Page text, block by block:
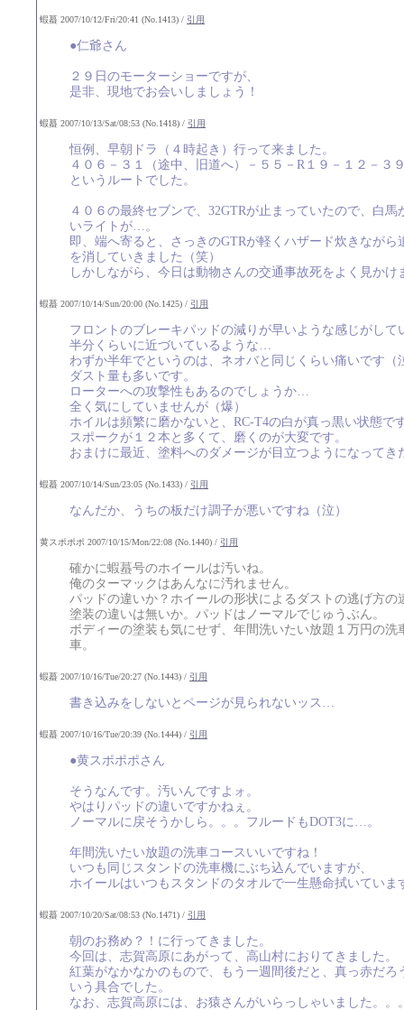
蝦蟇 2007/10/12/Fri/20:41 (No.1413) / 引用
●仁爺さん
２９日のモーターショーですが、
是非、現地でお会いしましょう！
蝦蟇 2007/10/13/Sat/08:53 (No.1418) / 引用
恒例、早朝ドラ（４時起き）行って来ました。
４０６－３１（途中、旧道へ）－５５－R１９－１２－３
というルートでした。
４０６の最終セブンで、32GTRが止まっていたので、白
いライトが…。
即、端へ寄ると、さっきのGTRが軽くハザード炊きなが
を消していきました（笑）
しかしながら、今日は動物さんの交通事故死をよく見かけ
蝦蟇 2007/10/14/Sun/20:00 (No.1425) / 引用
フロントのブレーキパッドの減りが早いような感じがして
半分くらいに近づいているような…
わずか半年でというのは、ネオバと同じくらい痛いです（
ダスト量も多いです。
ローターへの攻撃性もあるのでしょうか…
全く気にしていませんが（爆）
ホイルは頻繁に磨かないと、RC-T4の白が真っ黒い状態で
スポークが１２本と多くて、磨くのが大変です。
おまけに最近、塗料へのダメージが目立つようになってき
蝦蟇 2007/10/14/Sun/23:05 (No.1433) / 引用
なんだか、うちの板だけ調子が悪いですね（泣）
黄スポポポ 2007/10/15/Mon/22:08 (No.1440) / 引用
確かに蝦蟇号のホイールは汚いね。
俺のターマックはあんなに汚れません。
パッドの違いか？ホイールの形状によるダストの逃げ方の
塗装の違いは無いか。パッドはノーマルでじゅうぶん。
ボディーの塗装も気にせず、年間洗いたい放題１万円の
車。
蝦蟇 2007/10/16/Tue/20:27 (No.1443) / 引用
書き込みをしないとページが見られないッス…
蝦蟇 2007/10/16/Tue/20:39 (No.1444) / 引用
●黄スポポポさん
そうなんです。汚いんですよォ。
やはりパッドの違いですかねぇ。
ノーマルに戻そうかしら。。。フルードもDOT3に…。
年間洗いたい放題の洗車コースいいですね！
いつも同じスタンドの洗車機にぶち込んでいますが、
ホイールはいつもスタンドのタオルで一生懸命拭いていま
蝦蟇 2007/10/20/Sat/08:53 (No.1471) / 引用
朝のお務め？！に行ってきました。
今回は、志賀高原にあがって、高山村におりてきました。
紅葉がなかなかのもので、もう一週間後だと、真っ赤だろ
いう具合でした。
なお、志賀高原には、お猿さんがいらっしゃいました。。